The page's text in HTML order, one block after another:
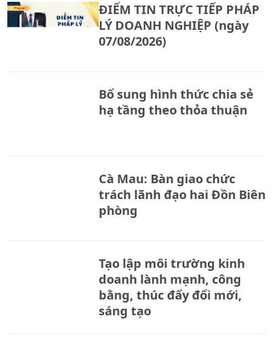
ĐIỂM TIN TRỰC TIẾP PHÁP
LÝ DOANH NGHIỆP (ngày
07/08/2026)
Bổ sung hình thức chia sẻ
hạ tầng theo thỏa thuận
Cà Mau: Bàn giao chức
trách lãnh đạo hai Đồn Biên
phòng
Tạo lập môi trường kinh
doanh lành mạnh, công
bằng, thúc đẩy đổi mới,
sáng tạo